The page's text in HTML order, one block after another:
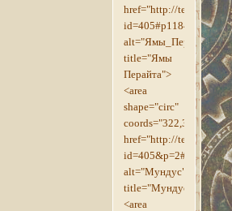
href="http://
id=405#p1184"
alt="Ямы_Перайта"
title="Ямы
Перайта">
<area
shape="circ"
coords="322,321,112"
href="http://
id=405&p=2#p1215"
alt="Мундус"
title="Мундус">
<area